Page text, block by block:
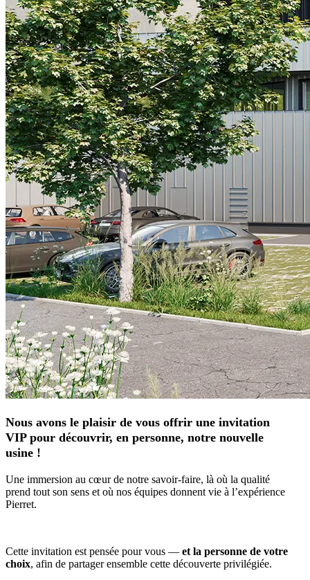
Nous avons le plaisir de vous offrir une invitation
VIP pour découvrir, en personne, notre nouvelle
usine !
Une immersion au cœur de notre savoir-faire, là où la qualité
prend tout son sens et où nos équipes donnent vie à l’expérience
Pierret.
Cette invitation est pensée pour vous — et la personne de votre
choix, afin de partager ensemble cette découverte privilégiée.